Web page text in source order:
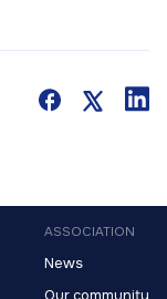
ASSOCIATION
News
Our community